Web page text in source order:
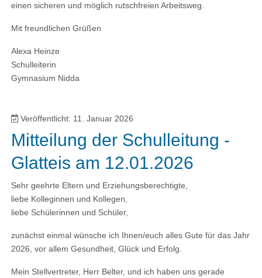
einen sicheren und möglich rutschfreien Arbeitsweg.
Mit freundlichen Grüßen
Alexa Heinze
Schulleiterin
Gymnasium Nidda
Veröffentlicht: 11. Januar 2026
Mitteilung der Schulleitung -
Glatteis am 12.01.2026
Sehr geehrte Eltern und Erziehungsberechtigte,
liebe Kolleginnen und Kollegen,
liebe Schülerinnen und Schüler,
zunächst einmal wünsche ich Ihnen/euch alles Gute für das Jahr
2026, vor allem Gesundheit, Glück und Erfolg.
Mein Stellvertreter, Herr Belter, und ich haben uns gerade